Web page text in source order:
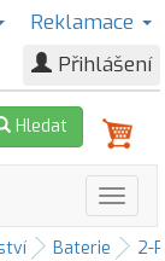
Reklamace
Přihlášení
Hledat
Baterie 2-